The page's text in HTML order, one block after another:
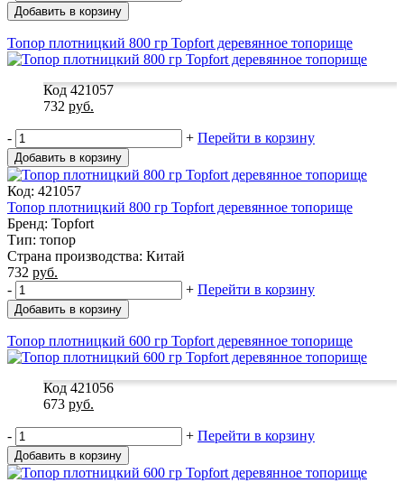
Добавить в корзину
Топор плотницкий 800 гр Topfort деревянное топорище
Код 421057
732 руб.
- + Перейти в корзину
Добавить в корзину
Код: 421057
Топор плотницкий 800 гр Topfort деревянное топорище
Бренд: Topfort
Тип: топор
Страна производства: Китай
732 руб.
-
+ Перейти в корзину
Добавить в корзину
Топор плотницкий 600 гр Topfort деревянное топорище
Код 421056
673 руб.
- + Перейти в корзину
Добавить в корзину